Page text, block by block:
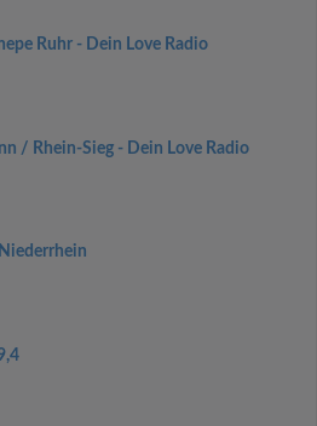
Ruhr - Dein Love Radio
/ Rhein-Sieg - Dein Love Radio